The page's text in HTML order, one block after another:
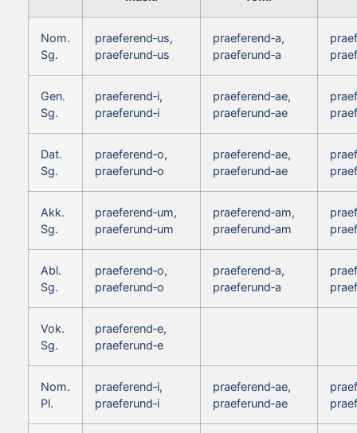
Nom.
Sg.
praeferend‑us,
praeferund‑us
praeferend‑a,
praeferund‑a
Gen.
Sg.
praeferend‑i,
praeferund‑i
praeferend‑ae,
praeferund‑ae
Dat.
Sg.
praeferend‑o,
praeferund‑o
praeferend‑ae,
praeferund‑ae
Akk.
Sg.
praeferend‑um,
praeferund‑um
praeferend‑am,
praeferund‑am
Abl.
Sg.
praeferend‑o,
praeferund‑o
praeferend‑a,
praeferund‑a
Vok.
Sg.
praeferend‑e,
praeferund‑e
Nom.
Pl.
praeferend‑i,
praeferund‑i
praeferend‑ae,
praeferund‑ae